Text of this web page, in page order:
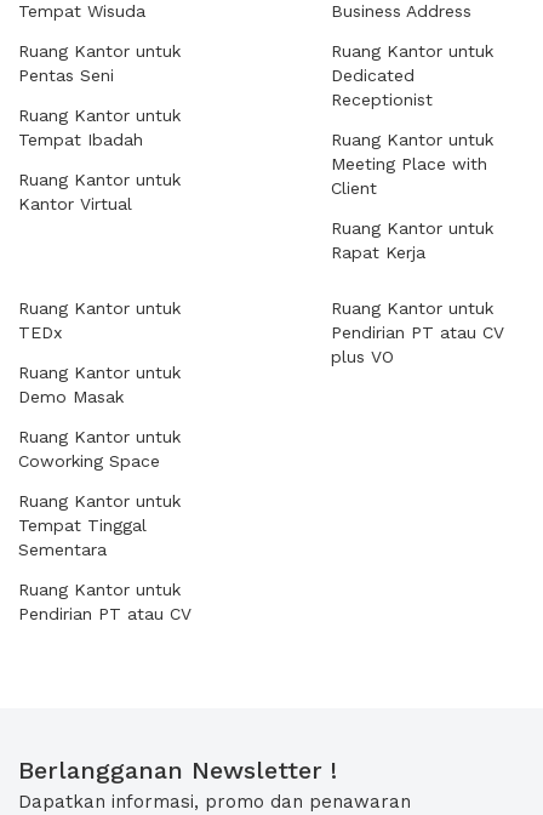
Tempat Wisuda
Ruang Kantor untuk
Pentas Seni
Ruang Kantor untuk
Tempat Ibadah
Ruang Kantor untuk
Kantor Virtual
Business Address
Ruang Kantor untuk
Dedicated
Receptionist
Ruang Kantor untuk
Meeting Place with
Client
Ruang Kantor untuk
Rapat Kerja
Ruang Kantor untuk
TEDx
Ruang Kantor untuk
Demo Masak
Ruang Kantor untuk
Coworking Space
Ruang Kantor untuk
Tempat Tinggal
Sementara
Ruang Kantor untuk
Pendirian PT atau CV
Ruang Kantor untuk
Pendirian PT atau CV
plus VO
Berlangganan Newsletter !
Dapatkan informasi, promo dan penawaran